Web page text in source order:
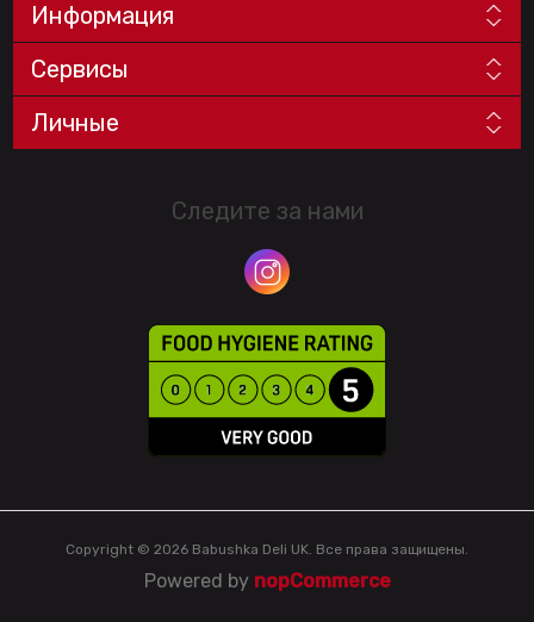
Информация
Сервисы
Личные
Следите за нами
Copyright © 2026 Babushka Deli UK. Все права защищены.
Powered by nopCommerce